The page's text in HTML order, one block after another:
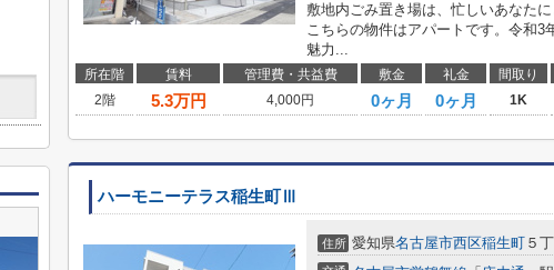
敷地内ごみ置き場は、忙しいあなた
こちらの物件はアパートです。令和
魅力...
所在階 賃料 管理費・共益費 敷金 礼金 間取り
2階
5.3万円 4,000円 0ヶ月 0ヶ月 1K
ハーモニーテラス稲生町Ⅲ
住所 愛知県名古屋市西区稲生町 ５